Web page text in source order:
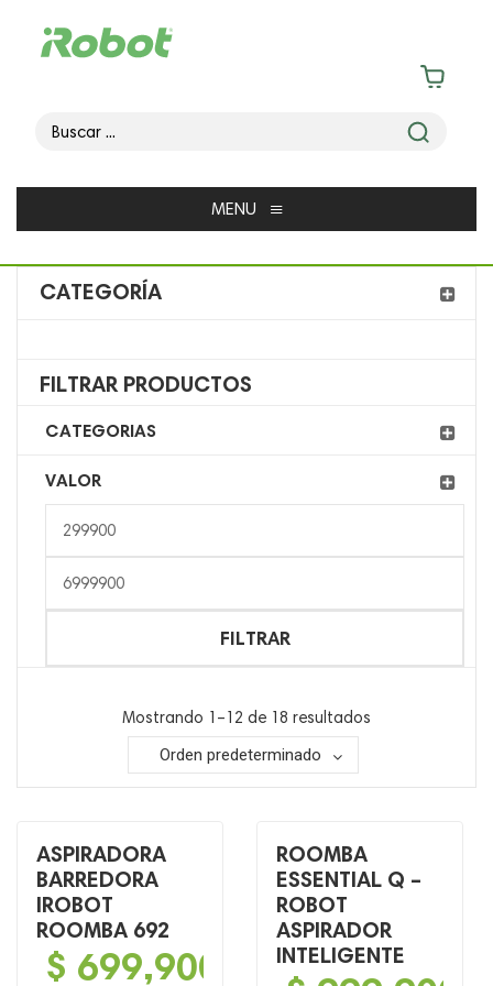
MENU ≡
CATEGORÍA
FILTRAR PRODUCTOS
CATEGORIAS
VALOR
mínimo
máximo
FILTRAR
Mostrando 1–12 de 18 resultados
Orden predeterminado
ASPIRADORA
BARREDORA
IROBOT
ROOMBA 692
$ 699,900
ROOMBA
ESSENTIAL Q –
ROBOT
ASPIRADOR
INTELIGENTE